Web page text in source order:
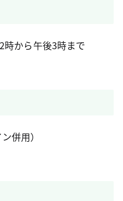
時から午後3時まで
併用）